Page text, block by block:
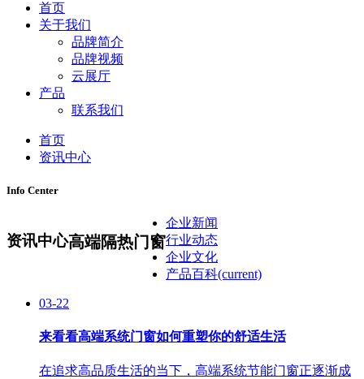
首页
关于我们
品牌简介
品牌视频
云展厅
产品
联系我们
首页
资讯中心
Info Center
资讯中心高端隔热门窗
企业新闻
行业动态
企业文化
产品百科(current)
03-22
来看看高端系统门窗如何重塑你的舒适生活
在追求高品质生活的当下，高端系统节能门窗正逐渐成